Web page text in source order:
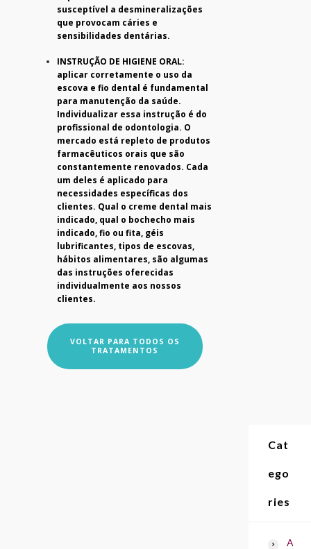
susceptível a desmineralizações
que provocam cáries e
sensibilidades dentárias.
INSTRUÇÃO DE HIGIENE ORAL:
aplicar corretamente o uso da
escova e fio dental é fundamental
para manutenção da saúde.
Individualizar essa instrução é do
profissional de odontologia. O
mercado está repleto de produtos
farmacêuticos orais que são
constantemente renovados. Cada
um deles é aplicado para
necessidades específicas dos
clientes. Qual o creme dental mais
indicado, qual o bochecho mais
indicado, fio ou fita, géis
lubrificantes, tipos de escovas,
hábitos alimentares, são algumas
das instruções oferecidas
individualmente aos nossos
clientes.
VOLTAR PARA TODOS OS
TRATAMENTOS
Cat
ego
ries
A